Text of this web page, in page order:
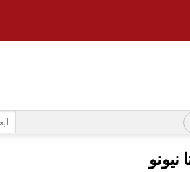
البحث
عن: